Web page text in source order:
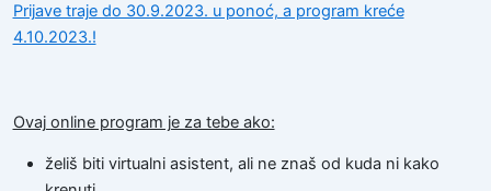
Prijave traje do 30.9.2023. u ponoć, a program kreće
4.10.2023.!
Ovaj online program je za tebe ako:
želiš biti virtualni asistent, ali ne znaš od kuda ni kako